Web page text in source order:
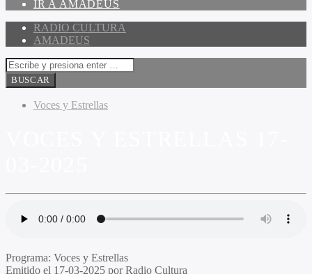
IR A AMADEUS
RADIO CULTURA
AMADEUS
Voces y Estrellas
Programa: Voces y Estrellas
Emitido el 17-03-2025 por Radio Cultura